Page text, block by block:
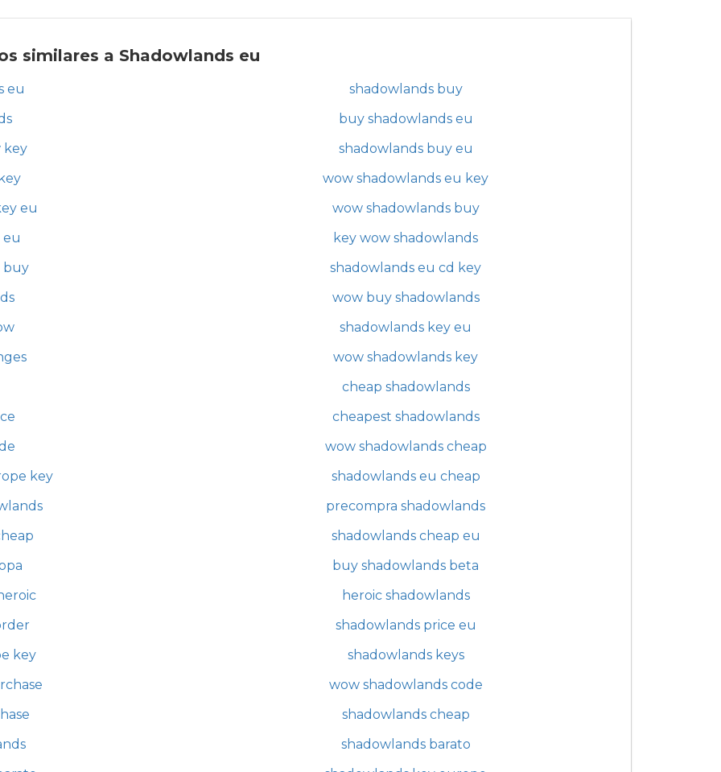
similares a Shadowlands eu
eu
shadowlands buy
buy shadowlands eu
key
shadowlands buy eu
wow shadowlands eu key
eu
wow shadowlands buy
eu
key wow shadowlands
buy
shadowlands eu cd key
wow buy shadowlands
shadowlands key eu
wow shadowlands key
cheap shadowlands
cheapest shadowlands
wow shadowlands cheap
key
shadowlands eu cheap
precompra shadowlands
shadowlands cheap eu
buy shadowlands beta
heroic shadowlands
shadowlands price eu
key
shadowlands keys
wow shadowlands code
shadowlands cheap
shadowlands barato